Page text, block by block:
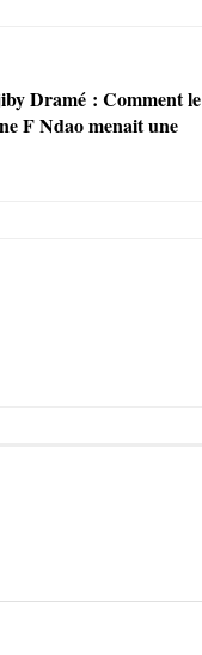
Dramé : Comment le
F Ndao menait une